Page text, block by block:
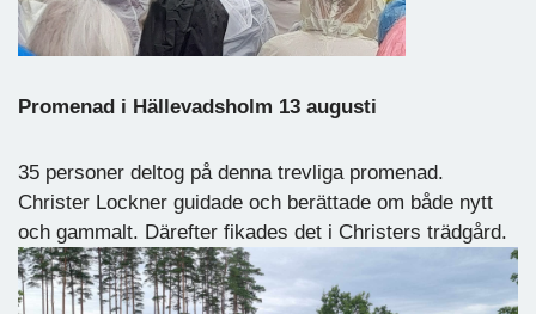
Promenad i Hällevadsholm 13 augusti
35 personer deltog på denna trevliga promenad.
Christer Lockner guidade och berättade om både nytt
och gammalt. Därefter fikades det i Christers trädgård.